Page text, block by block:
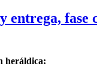
entrega, fase
heráldica: